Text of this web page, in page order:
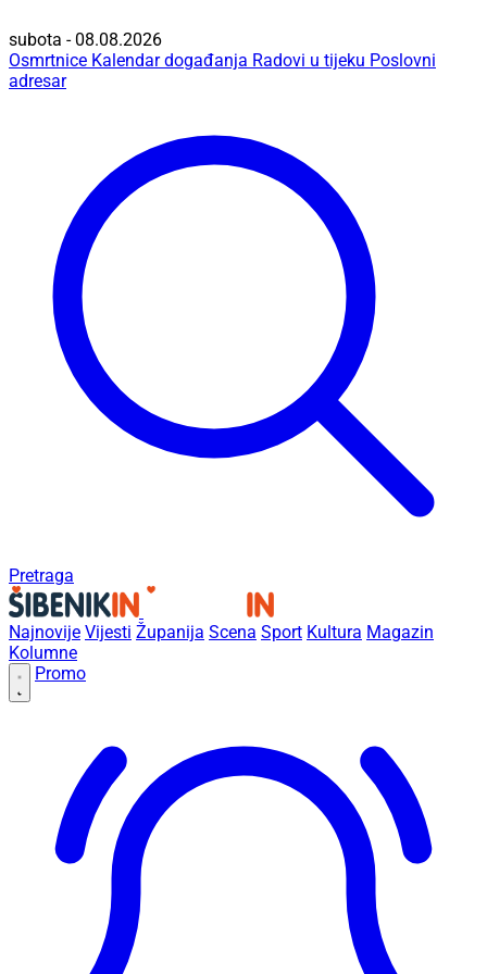
subota - 08.08.2026
Osmrtnice Kalendar događanja Radovi u tijeku Poslovni
adresar
Pretraga
Najnovije Vijesti Županija Scena Sport Kultura Magazin
Kolumne
Promo